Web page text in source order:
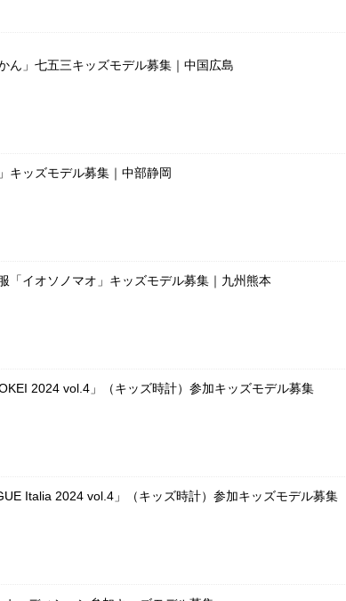
ん」七五三キッズモデル募集｜中国広島
キッズモデル募集｜中部静岡
「イオソノマオ」キッズモデル募集｜九州熊本
2024 vol.4」（キッズ時計）参加キッズモデル募集
Italia 2024 vol.4」（キッズ時計）参加キッズモデル募集